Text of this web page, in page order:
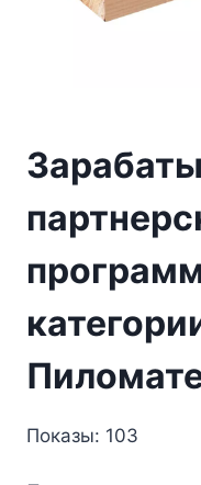
Показы: 103